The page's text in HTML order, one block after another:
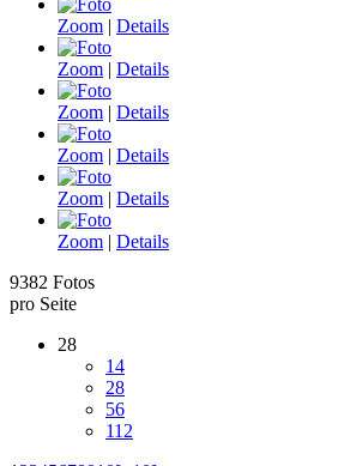
Zoom | Details
Zoom | Details
Zoom | Details
Zoom | Details
Zoom | Details
Zoom | Details
9382 Fotos
pro Seite
28
14
28
56
112